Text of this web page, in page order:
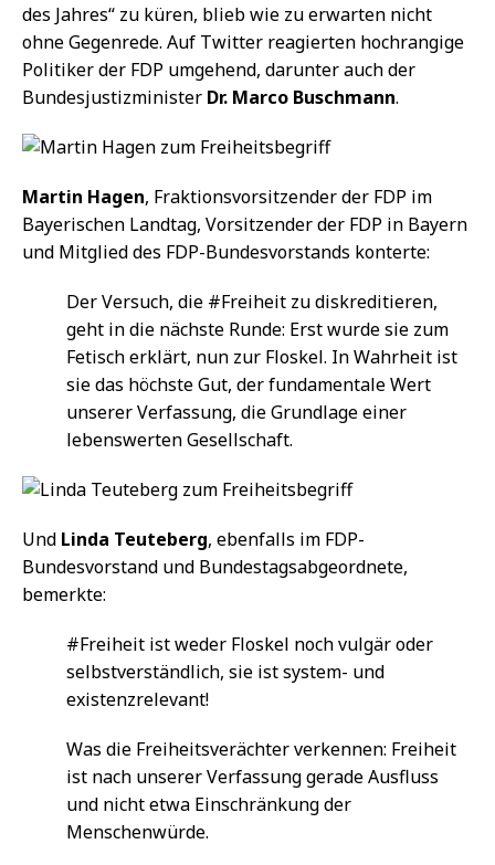
des Jahres“ zu küren, blieb wie zu erwarten nicht
ohne Gegenrede. Auf Twitter reagierten hochrangige
Politiker der FDP umgehend, darunter auch der
Bundesjustizminister Dr. Marco Buschmann.
Martin Hagen, Fraktionsvorsitzender der FDP im
Bayerischen Landtag, Vorsitzender der FDP in Bayern
und Mitglied des FDP-Bundesvorstands konterte:
Der Versuch, die #Freiheit zu diskreditieren,
geht in die nächste Runde: Erst wurde sie zum
Fetisch erklärt, nun zur Floskel. In Wahrheit ist
sie das höchste Gut, der fundamentale Wert
unserer Verfassung, die Grundlage einer
lebenswerten Gesellschaft.
Und Linda Teuteberg, ebenfalls im FDP-
Bundesvorstand und Bundestagsabgeordnete,
bemerkte:
#Freiheit ist weder Floskel noch vulgär oder
selbstverständlich, sie ist system- und
existenzrelevant!
Was die Freiheitsverächter verkennen: Freiheit
ist nach unserer Verfassung gerade Ausfluss
und nicht etwa Einschränkung der
Menschenwürde.